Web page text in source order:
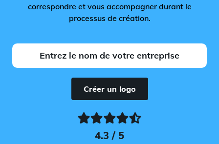
correspondre et vous accompagner durant le
processus de création.
Créer un logo
4.3 / 5